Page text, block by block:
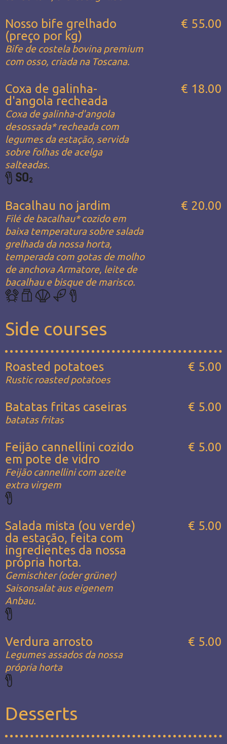
Nosso bife grelhado
(preço por kg)
Bife de costela bovina premium
com osso, criada na Toscana.
€ 55.00
Coxa de galinha-
d'angola recheada
Coxa de galinha-d'angola
desossada* recheada com
legumes da estação, servida
sobre folhas de acelga
salteadas.
€ 18.00
Bacalhau no jardim
Filé de bacalhau* cozido em
baixa temperatura sobre salada
grelhada da nossa horta,
temperada com gotas de molho
de anchova Armatore, leite de
bacalhau e bisque de marisco.
€ 20.00
Side courses
Roasted potatoes
Rustic roasted potatoes
€ 5.00
Batatas fritas caseiras
batatas fritas
€ 5.00
Feijão cannellini cozido
em pote de vidro
Feijão cannellini com azeite
extra virgem
€ 5.00
Salada mista (ou verde)
da estação, feita com
ingredientes da nossa
própria horta.
Gemischter (oder grüner)
Saisonsalat aus eigenem
Anbau.
€ 5.00
Verdura arrosto
Legumes assados da nossa
própria horta
€ 5.00
Desserts